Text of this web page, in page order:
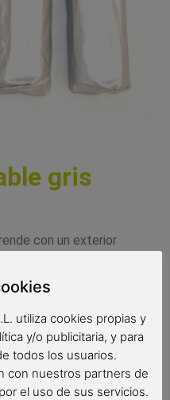
gris
con un exterior
paraguas. Un práctico
originalidad. Puedes
utiliza cookies propias y
y/o publicitaria, y para
todos los usuarios.
con nuestros partners de
el uso de sus servicios.